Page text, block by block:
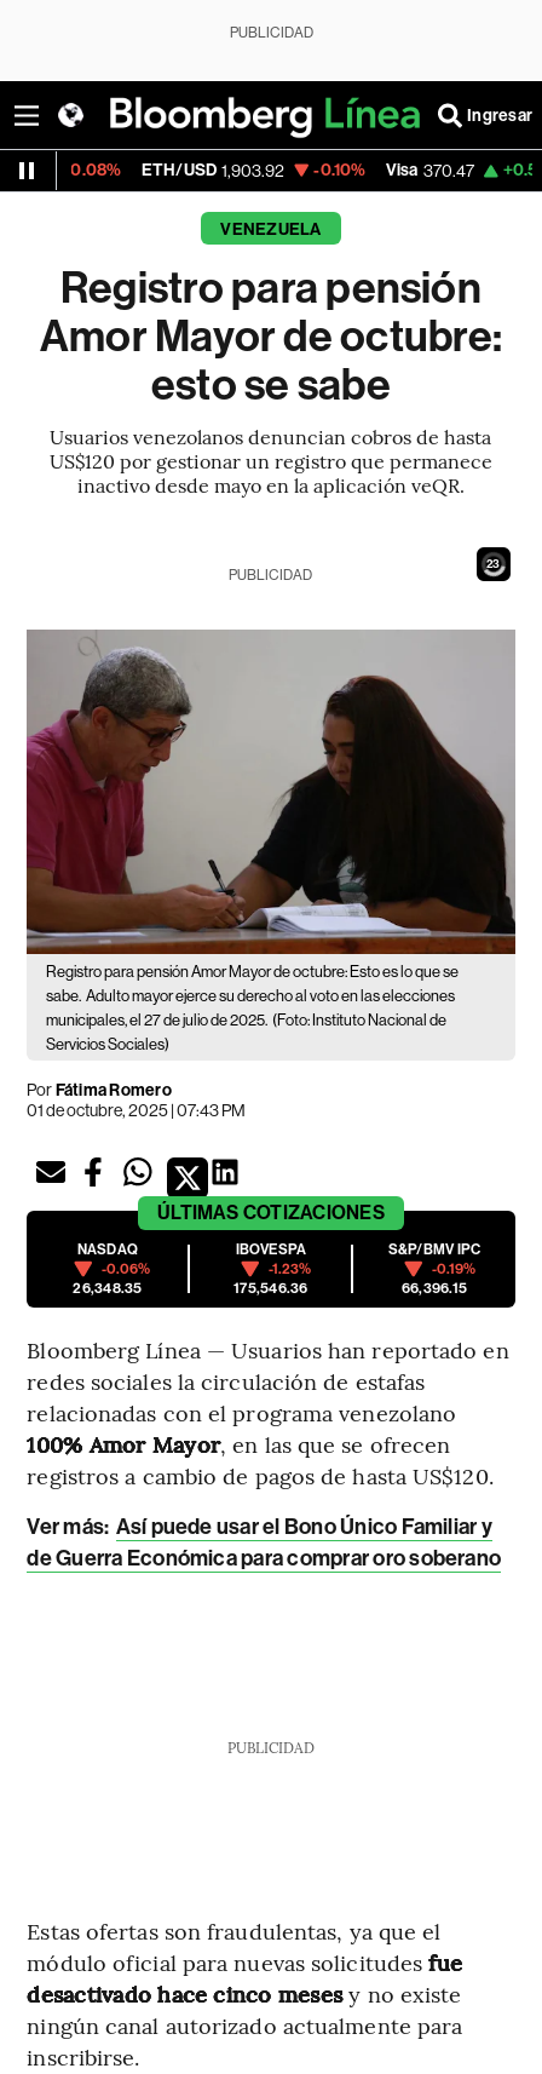
PUBLICIDAD
Ingresar
ETH/USD 1,903.92 -0.10% Visa 370.47 +0.52%
VENEZUELA
Registro para pensión
Amor Mayor de octubre:
esto se sabe
Usuarios venezolanos denuncian cobros de hasta
US$120 por gestionar un registro que permanece
inactivo desde mayo en la aplicación veQR.
21
PUBLICIDAD
Registro para pensión Amor Mayor de octubre: Esto es lo que se
sabe. Adulto mayor ejerce su derecho al voto en las elecciones
municipales, el 27 de julio de 2025. (Foto: Instituto Nacional de
Servicios Sociales)
PorFátima Romero
01 de octubre, 2025 | 07:43 PM
ÚLTIMAS COTIZACIONES
NASDAQ
-0.06%
26,348.35
IBOVESPA
-1.23%
175,546.36
S&P/BMV IPC
-0.19%
66,396.15
Bloomberg Línea — Usuarios han reportado en
redes sociales la circulación de estafas
relacionadas con el programa venezolano
100% Amor Mayor, en las que se ofrecen
registros a cambio de pagos de hasta US$120.
Ver más: Así puede usar el Bono Único Familiar y
de Guerra Económica para comprar oro soberano
PUBLICIDAD
Estas ofertas son fraudulentas, ya que el
módulo oficial para nuevas solicitudesfue
desactivado hace cinco mesesy no existe
ningún canal autorizado actualmente para
inscribirse.